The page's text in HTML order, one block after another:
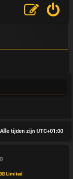
Alle tijden zijn UTC+01:00
Limited